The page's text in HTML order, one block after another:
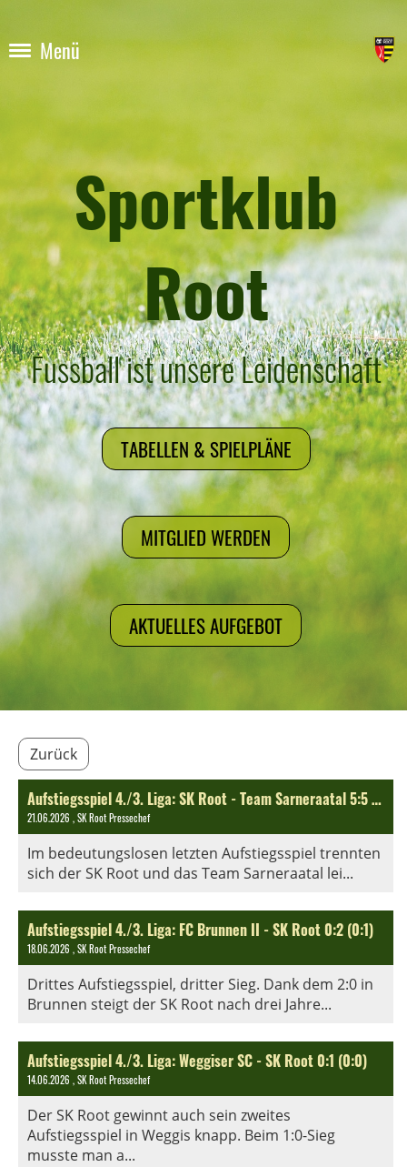
Menü
Sportklub
Root
Fussball ist unsere Leidenschaft
TABELLEN & SPIELPLÄNE
MITGLIED WERDEN
AKTUELLES AUFGEBOT
Zurück
Aufstiegsspiel 4./3. Liga: SK Root - Team Sarneraatal 5:5 (2:2)
21.06.2026 , SK Root Pressechef
Im bedeutungslosen letzten Aufstiegsspiel trennten
sich der SK Root und das Team Sarneraatal lei...
Aufstiegsspiel 4./3. Liga: FC Brunnen II - SK Root 0:2 (0:1)
18.06.2026 , SK Root Pressechef
Drittes Aufstiegsspiel, dritter Sieg. Dank dem 2:0 in
Brunnen steigt der SK Root nach drei Jahre...
Aufstiegsspiel 4./3. Liga: Weggiser SC - SK Root 0:1 (0:0)
14.06.2026 , SK Root Pressechef
Der SK Root gewinnt auch sein zweites
Aufstiegsspiel in Weggis knapp. Beim 1:0-Sieg
musste man a...